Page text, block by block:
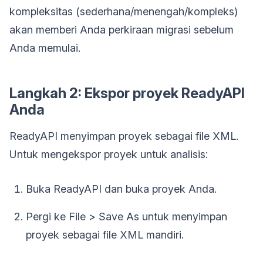
kompleksitas (sederhana/menengah/kompleks)
akan memberi Anda perkiraan migrasi sebelum
Anda memulai.
Langkah 2: Ekspor proyek ReadyAPI
Anda
ReadyAPI menyimpan proyek sebagai file XML.
Untuk mengekspor proyek untuk analisis:
Buka ReadyAPI dan buka proyek Anda.
Pergi ke File > Save As untuk menyimpan
proyek sebagai file XML mandiri.